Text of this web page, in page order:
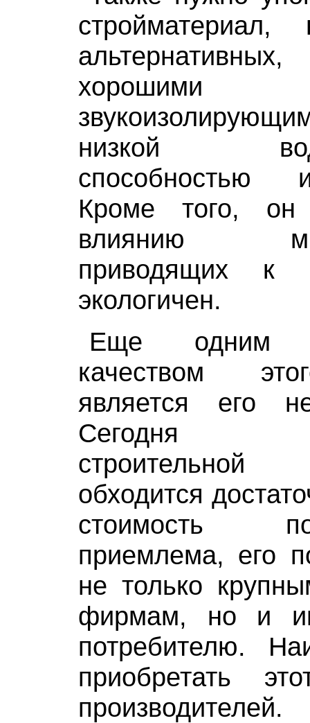
низкой
способностью
Кроме того,
влиянию
приводящих к
экологичен.
Еще одним
качеством
является его
Сегодня
обходится
стоимость
приемлема, его
не только
фирмам, но и
потребителю.
приобретать
производителей.